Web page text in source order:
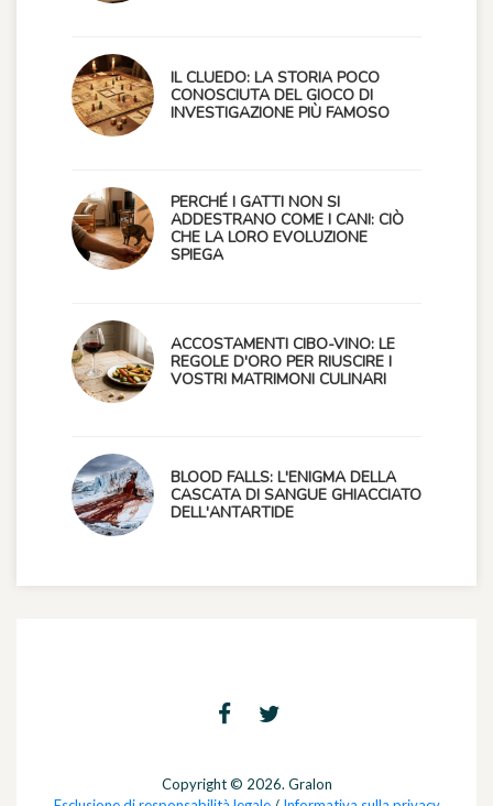
IL CLUEDO: LA STORIA POCO
CONOSCIUTA DEL GIOCO DI
INVESTIGAZIONE PIÙ FAMOSO
PERCHÉ I GATTI NON SI
ADDESTRANO COME I CANI: CIÒ
CHE LA LORO EVOLUZIONE
SPIEGA
ACCOSTAMENTI CIBO-VINO: LE
REGOLE D'ORO PER RIUSCIRE I
VOSTRI MATRIMONI CULINARI
BLOOD FALLS: L'ENIGMA DELLA
CASCATA DI SANGUE GHIACCIATO
DELL'ANTARTIDE
Copyright © 2026. Gralon